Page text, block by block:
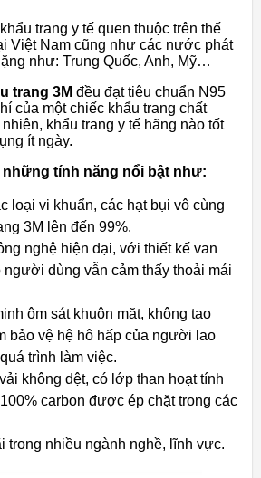
trang y tế quen thuộc trên thế
Việt Nam cũng như các nước phát
như: Trung Quốc, Anh, Mỹ…
trang 3M đều đạt tiêu chuẩn N95
của một chiếc khẩu trang chất
khẩu trang y tế hãng nào tốt
ít ngày.
những tính năng nổi bật như:
loại vi khuẩn, các hạt bụi vô cùng
3M lên đến 99%.
nghệ hiện đại, với thiết kế van
dùng vẫn cảm thấy thoải mái
ôm sát khuôn mặt, không tạo
bảo vệ hệ hô hấp của người lao
trình làm việc.
không dệt, có lớp than hoạt tính
carbon được ép chặt trong các
trong nhiều ngành nghề, lĩnh vực.